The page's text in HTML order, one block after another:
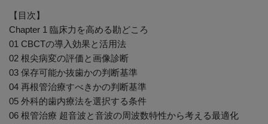
【目次】
Chapter 1 臨床力を高める勘どころ
01 CBCTの導入効果と活用法
02 根尖病変の評価と画像診断
03 保存可能か抜歯かの判断基準
04 再根管治療すべきかの判断基準
05 外科的歯内療法を選択する条件
06 根管治療 超音波と音波の周波数特性から考える最適化